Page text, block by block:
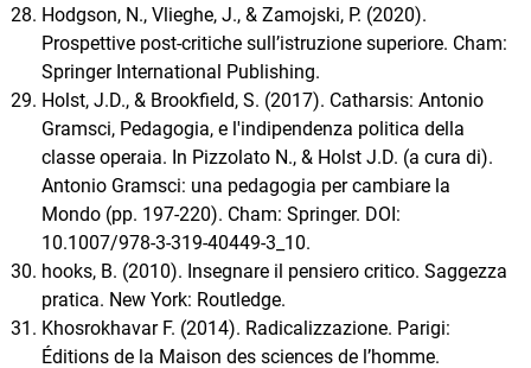
Hodgson, N., Vlieghe, J., & Zamojski, P. (2020).
Prospettive post-critiche sull’istruzione superiore. Cham:
Springer International Publishing.
Holst, J.D., & Brookfield, S. (2017). Catharsis: Antonio
Gramsci, Pedagogia, e l'indipendenza politica della
classe operaia. In Pizzolato N., & Holst J.D. (a cura di).
Antonio Gramsci: una pedagogia per cambiare la
Mondo (pp. 197-220). Cham: Springer. DOI:
10.1007/978-3-319-40449-3_10.
hooks, B. (2010). Insegnare il pensiero critico. Saggezza
pratica. New York: Routledge.
Khosrokhavar F. (2014). Radicalizzazione. Parigi:
Éditions de la Maison des sciences de l’homme.